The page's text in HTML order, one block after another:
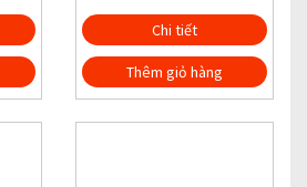
Chi tiết
Thêm giỏ hàng